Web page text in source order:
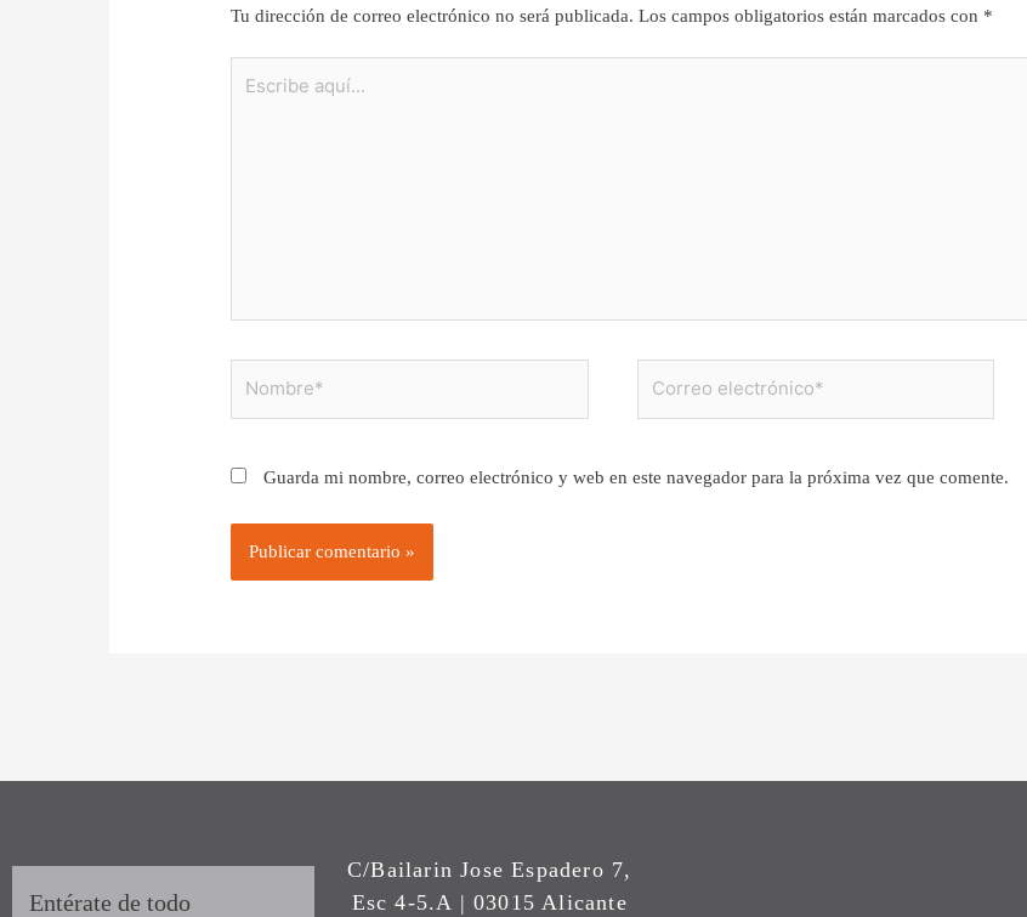
Tu dirección de correo electrónico no será publicada. Los campos obligatorios están marcados con *
Guarda mi nombre, correo electrónico y web en este navegador para la próxima vez que comente.
Entérate de todo
C/Bailarin Jose Espadero 7,
Esc 4-5.A | 03015 Alicante